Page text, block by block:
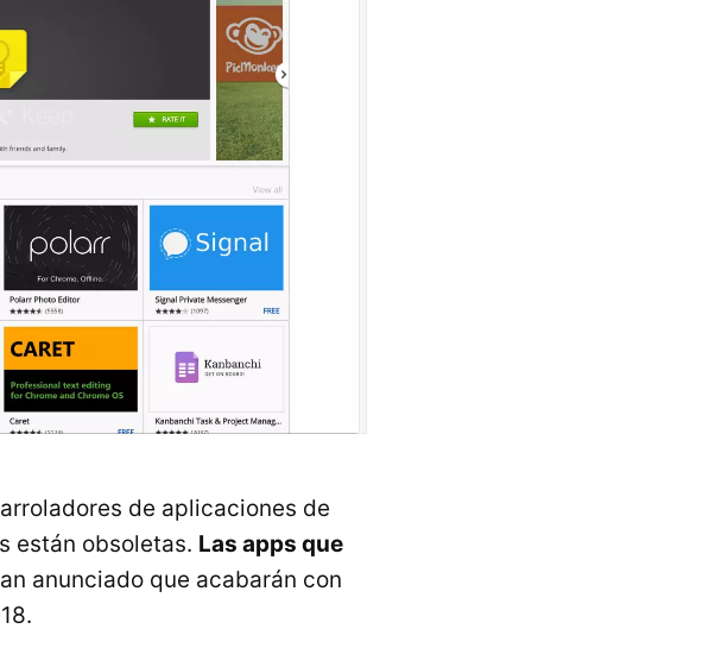
de aplicaciones de
están obsoletas. Las apps que
anunciado que acabarán con